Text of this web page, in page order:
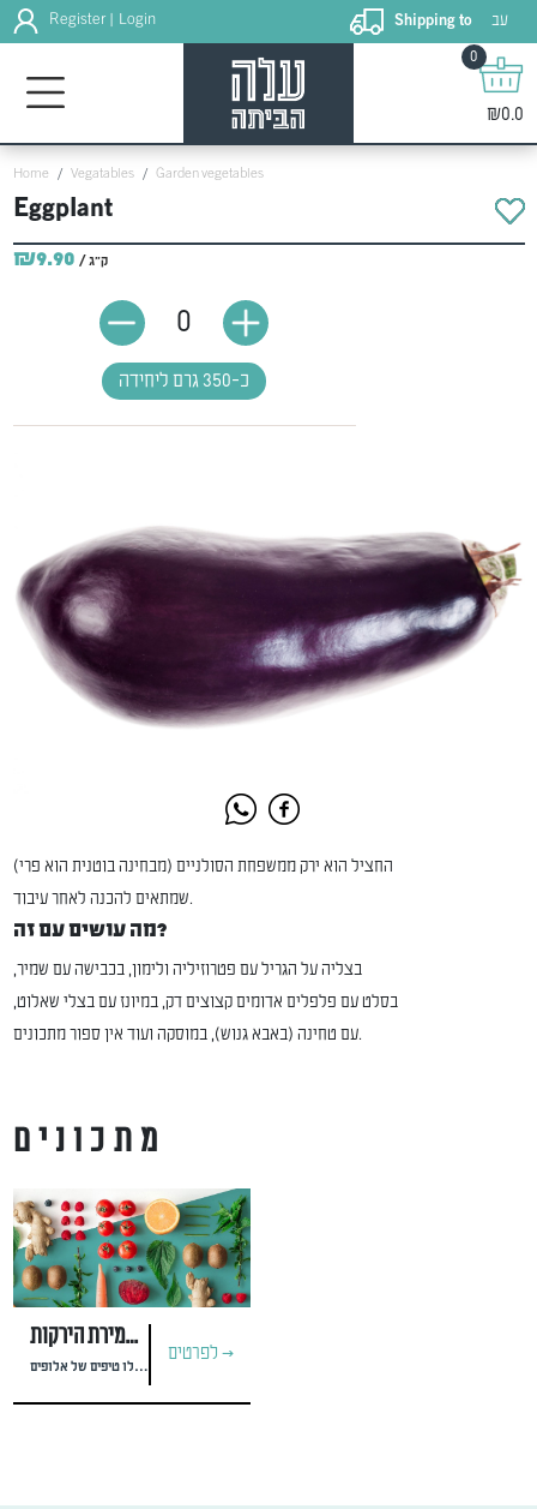
Register Login Shipping to
עב
0
₪0.0
Home Vegatables Garden vegetables
Eggplant
₪9.90 / ק"ג
כ-350 גרם ליחידה
0
החציל הוא ירק ממשפחת הסולניים (מבחינה בוטנית הוא פרי)
שמתאים להכנה לאחר עיבוד.
מה עושים עם זה?
בצליה על הגריל עם פטרוזיליה ולימון, בכבישה עם שמיר,
בסלט עם פלפלים אדומים קצוצים דק, במיונז עם בצלי שאלוט,
עם טחינה (באבא גנוש), במוסקה ועוד אין ספור מתכונים.
מתכונים
טיפים לשמירת הירקות
כולנו אוהבים את הירקות שלנו טריים וטעימים, אבל איך גורמים לירקות להאריך ימים במקרר ולהישאר טעימים? קבלו טיפים של אלופים:
לפרטים >